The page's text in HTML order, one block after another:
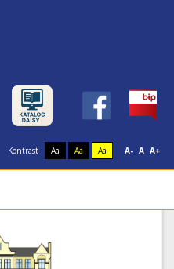
Kontrast Aa Aa Aa A- A A+
im. Stefana